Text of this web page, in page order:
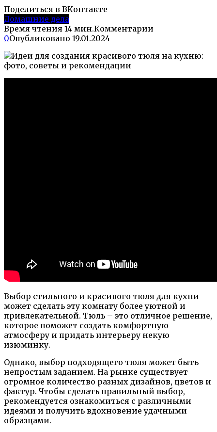
Поделиться в ВКонтакте
Домашние дела
Время чтения 14 мин.Комментарии
0Опубликовано 19.01.2024
Выбор стильного и красивого тюля для кухни
может сделать эту комнату более уютной и
привлекательной. Тюль – это отличное решение,
которое поможет создать комфортную
атмосферу и придать интерьеру некую
изюминку.
Однако, выбор подходящего тюля может быть
непростым заданием. На рынке существует
огромное количество разных дизайнов, цветов и
фактур. Чтобы сделать правильный выбор,
рекомендуется ознакомиться с различными
идеями и получить вдохновение удачными
образцами.